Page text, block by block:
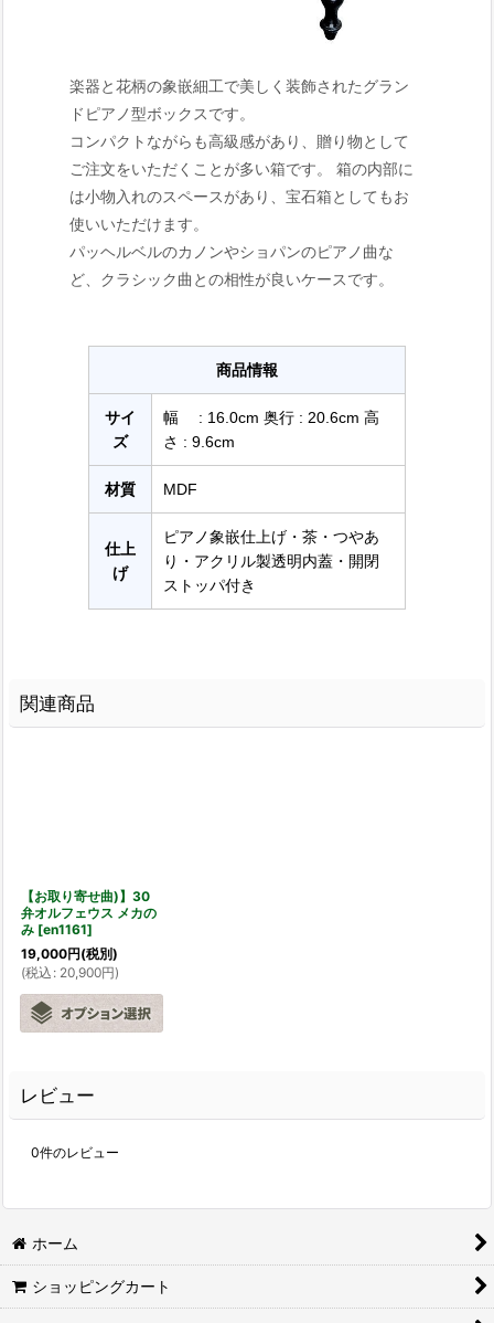
楽器と花柄の象嵌細工で美しく装飾されたグラン
ドピアノ型ボックスです。
コンパクトながらも高級感があり、贈り物として
ご注文をいただくことが多い箱です。 箱の内部に
は小物入れのスペースがあり、宝石箱としてもお
使いいただけます。
パッヘルベルのカノンやショパンのピアノ曲な
ど、クラシック曲との相性が良いケースです。
商品情報
サイ
ズ
幅 : 16.0cm 奥行 : 20.6cm 高
さ : 9.6cm
材質 MDF
仕上
げ
ピアノ象嵌仕上げ・茶・つやあ
り・アクリル製透明内蓋・開閉
ストッパ付き
関連商品
【お取り寄せ曲)】30
弁オルフェウス メカの
み [en1161]
19,000円(税別)
(税込 : 20,900円)
レビュー
0件のレビュー
ホーム
ショッピングカート